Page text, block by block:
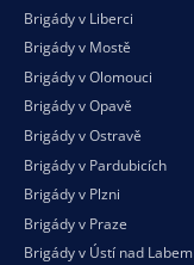
Brigády v Liberci
Brigády v Mostě
Brigády v Olomouci
Brigády v Opavě
Brigády v Ostravě
Brigády v Pardubicích
Brigády v Plzni
Brigády v Praze
Brigády v Ústí nad Labem